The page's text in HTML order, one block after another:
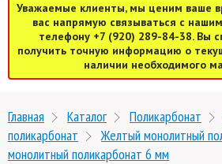
Уважаемые клиенты, мы ценим ваше
вас напрямую связываться с
телефону +7 (920) 289-84-38. Вы
получить точную информацию о
наличии необходимого
Главная Каталог Поликарбонат
поликарбонат
Желтый монолитный
монолитный поликарбонат 6 мм